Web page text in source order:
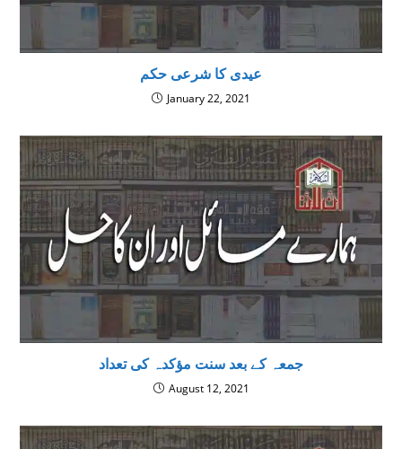
عیدی کا شرعی حکم
January 22, 2021
جمعہ کے بعد سنت مؤکدہ کی تعداد
August 12, 2021